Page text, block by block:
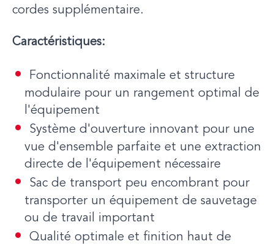
cordes supplémentaire.
Caractéristiques:
Fonctionnalité maximale et structure
modulaire pour un rangement optimal de
l'équipement
Système d'ouverture innovant pour une
vue d'ensemble parfaite et une extraction
directe de l'équipement nécessaire
Sac de transport peu encombrant pour
transporter un équipement de sauvetage
ou de travail important
Qualité optimale et finition haut de